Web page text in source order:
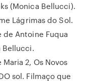
(Monica Bellucci).
Lágrimas do Sol.
Antoine Fuqua
Bellucci.
2, Os Novos
sol. Filmaço que